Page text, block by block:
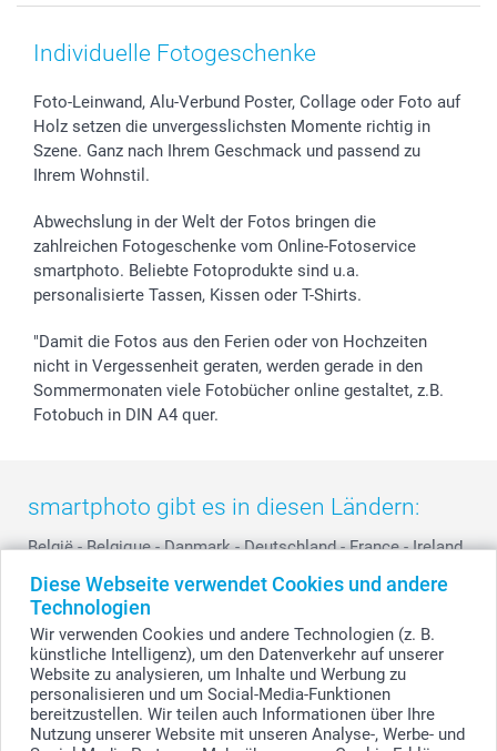
Diese Webseite verwendet Cookies und andere
Technologien
Wir verwenden Cookies und andere Technologien (z. B.
künstliche Intelligenz), um den Datenverkehr auf unserer
Website zu analysieren, um Inhalte und Werbung zu
personalisieren und um Social-Media-Funktionen
bereitzustellen. Wir teilen auch Informationen über Ihre
Nutzung unserer Website mit unseren Analyse-, Werbe- und
Zubehör & Material
Sticker & Etiketten
Geschenk-Gutscheine (PDF)
AGB
Presse
Partnerprogramme
Investor Relations
Widerrufsrecht
Muttertag
Kommunion & Konfirmation
Hochzeit
Geburtstag
Zu allen Anlässen
Anmelden /Registrieren
Lieferfristen
72h Lieferung
Zahlungsmöglichkeiten
Status der Bestellung
smartfriends
smartgarantie
smartbonus
Individuelle Fotogeschenke
Foto-Leinwand, Alu-Verbund Poster, Collage oder Foto auf
Holz setzen die unvergesslichsten Momente richtig in
Szene. Ganz nach Ihrem Geschmack und passend zu
Ihrem Wohnstil.
Abwechslung in der Welt der Fotos bringen die
zahlreichen Fotogeschenke vom Online-Fotoservice
smartphoto. Beliebte Fotoprodukte sind u.a.
personalisierte Tassen, Kissen oder T-Shirts.
"Damit die Fotos aus den Ferien oder von Hochzeiten
nicht in Vergessenheit geraten, werden gerade in den
Sommermonaten viele Fotobücher online gestaltet, z.B.
Fotobuch in DIN A4 quer.
smartphoto gibt es in diesen Ländern:
België - Belgique - Danmark - Deutschland - France - Ireland
- Nederland - Norge - Österreich - Schweiz Suisse -
Switzerland - Suomi
Other Countries
Alle Preise verstehen sich in EURO (€) inkl. MwSt. und zzgl. Versandkosten.